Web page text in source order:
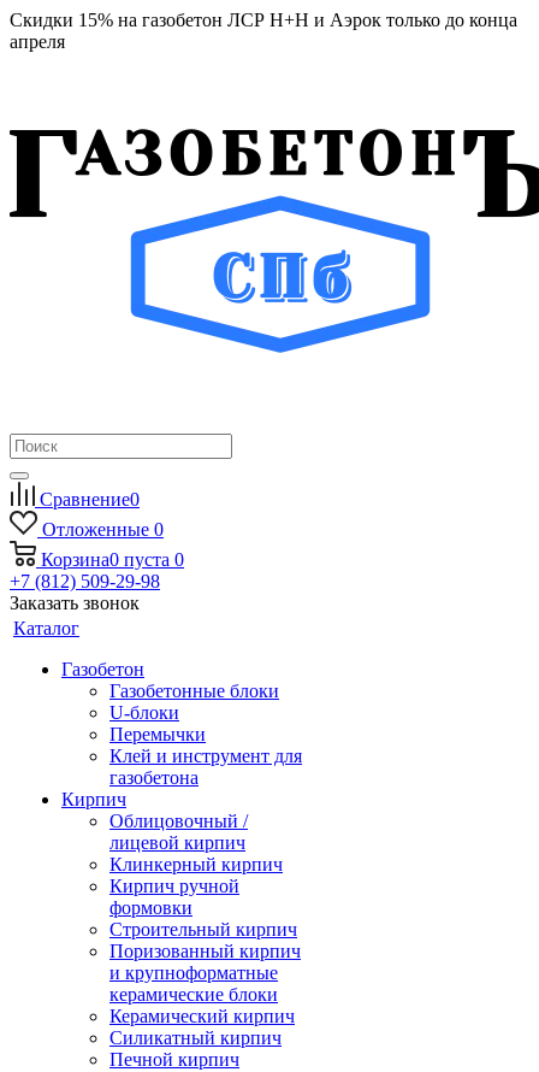
Скидки 15% на газобетон ЛСР Н+Н и Аэрок только до конца
апреля
Сравнение0
Отложенные 0
Корзина0 пуста 0
+7 (812) 509-29-98
Заказать звонок
Каталог
Газобетон
Газобетонные блоки
U-блоки
Перемычки
Клей и инструмент для
газобетона
Кирпич
Облицовочный /
лицевой кирпич
Клинкерный кирпич
Кирпич ручной
формовки
Строительный кирпич
Поризованный кирпич
и крупноформатные
керамические блоки
Керамический кирпич
Силикатный кирпич
Печной кирпич